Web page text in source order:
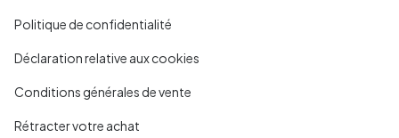
Politique de confidentialité
Déclaration relative aux cookies
Conditions générales de vente
Rétracter votre achat